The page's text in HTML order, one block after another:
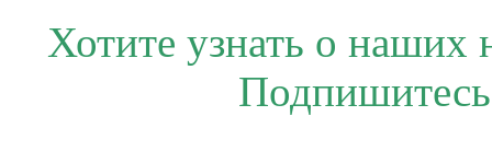
Хотите узнать о наших